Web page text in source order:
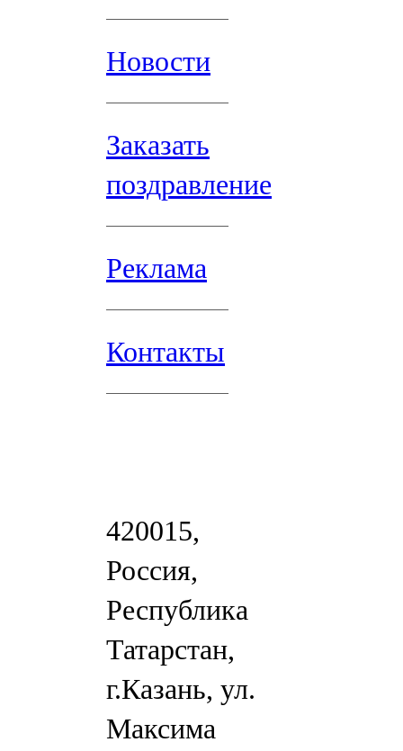
Новости
Заказать
поздравление
Реклама
Контакты
420015,
Россия,
Республика
Татарстан,
г.Казань, ул.
Максима